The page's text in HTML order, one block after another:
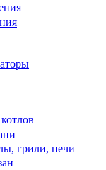
грили, печи